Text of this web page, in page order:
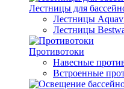
Лестницы для
Лестницы
Лестницы
Противотоки
Навесные
Встроенные